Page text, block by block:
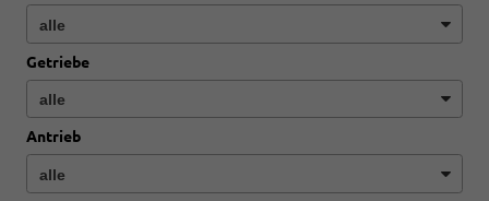
Getriebe
Antrieb